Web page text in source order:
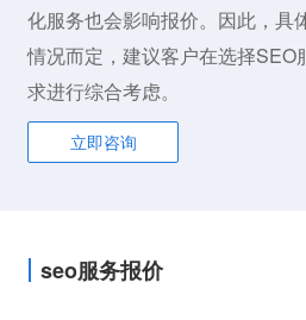
化服务也会影响报价。因此，具
情况而定，建议客户在选择SEO
求进行综合考虑。
立即咨询
seo服务报价